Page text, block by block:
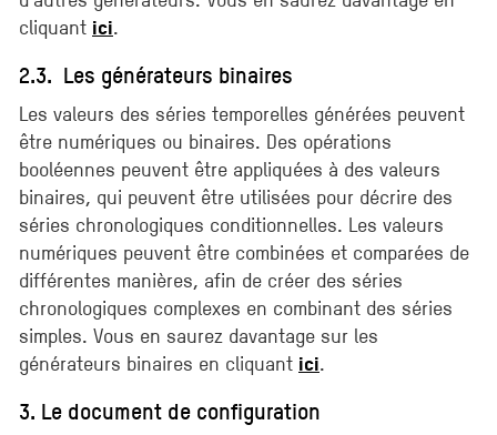
cliquant ici.
2.3. Les générateurs binaires
Les valeurs des séries temporelles générées peuvent
être numériques ou binaires. Des opérations
booléennes peuvent être appliquées à des valeurs
binaires, qui peuvent être utilisées pour décrire des
séries chronologiques conditionnelles. Les valeurs
numériques peuvent être combinées et comparées de
différentes manières, afin de créer des séries
chronologiques complexes en combinant des séries
simples. Vous en saurez davantage sur les
générateurs binaires en cliquant ici.
3. Le document de configuration